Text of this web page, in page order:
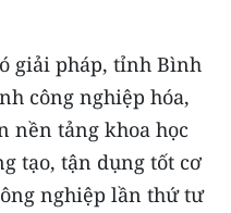
giải pháp, tỉnh Bình
công nghiệp hóa,
nền tảng khoa học
tạo, tận dụng tốt cơ
nghiệp lần thứ tư